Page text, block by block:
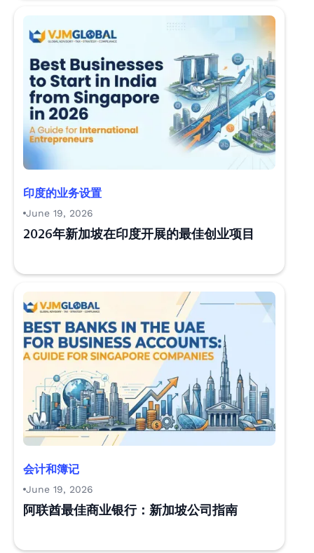
印度的业务设置
June 19, 2026
2026年新加坡在印度开展的最佳创业项目
会计和簿记
June 19, 2026
阿联酋最佳商业银行：新加坡公司指南